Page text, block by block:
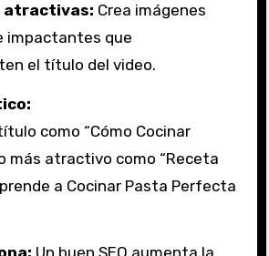
atractivas: Crea imágenes
impactantes que
el título del video.
como “Cómo Cocinar
más atractivo como “Receta
a Cocinar Pasta Perfecta
Un buen SEO aumenta la